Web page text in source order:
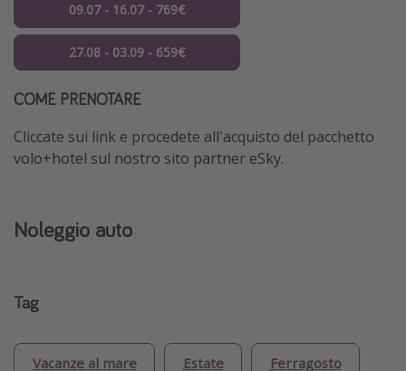
09.07 - 16.07 - 769€
27.08 - 03.09 - 659€
COME PRENOTARE
Cliccate sui link e procedete all'acquisto del pacchetto
volo+hotel sul nostro sito partner eSky.
Noleggio auto
Tag
Vacanze al mare Estate Ferragosto